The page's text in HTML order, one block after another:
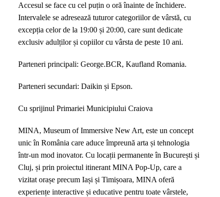
Accesul se face cu cel puțin o oră înainte de închidere.
Intervalele se adresează tuturor categoriilor de vârstă, cu
excepția celor de la 19:00 și 20:00, care sunt dedicate
exclusiv adulților și copiilor cu vârsta de peste 10 ani.
Parteneri principali: George.BCR, Kaufland Romania.
Parteneri secundari: Daikin și Epson.
Cu sprijinul Primariei Municipiului Craiova
MINA, Museum of Immersive New Art, este un concept
unic în România care aduce împreună arta și tehnologia
într-un mod inovator. Cu locații permanente în București și
Cluj, și prin proiectul itinerant MINA Pop-Up, care a
vizitat orașe precum Iași și Timișoara, MINA oferă
experiențe interactive și educative pentru toate vârstele,